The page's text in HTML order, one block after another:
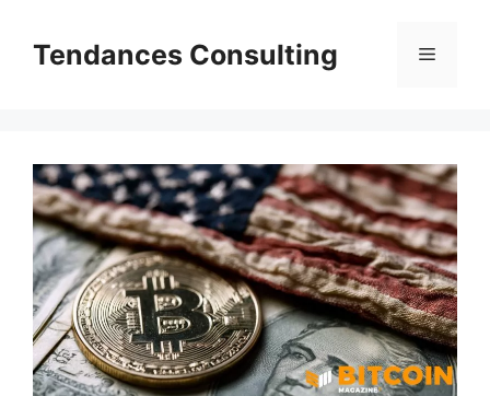
contenuTendances Consulting Menu